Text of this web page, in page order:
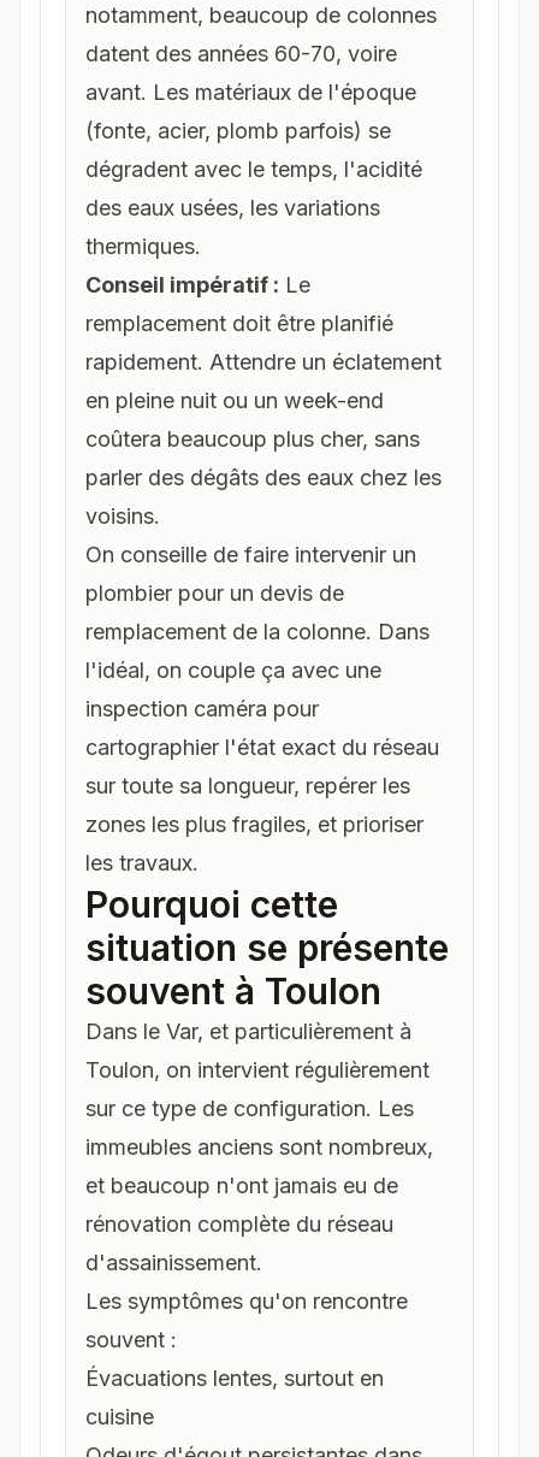
notamment, beaucoup de colonnes
datent des années 60-70, voire
avant. Les matériaux de l'époque
(fonte, acier, plomb parfois) se
dégradent avec le temps, l'acidité
des eaux usées, les variations
thermiques.
Conseil impératif : Le
remplacement doit être planifié
rapidement. Attendre un éclatement
en pleine nuit ou un week-end
coûtera beaucoup plus cher, sans
parler des dégâts des eaux chez les
voisins.
On conseille de faire intervenir un
plombier pour un devis de
remplacement de la colonne. Dans
l'idéal, on couple ça avec une
inspection caméra pour
cartographier l'état exact du réseau
sur toute sa longueur, repérer les
zones les plus fragiles, et prioriser
les travaux.
Pourquoi cette
situation se présente
souvent à Toulon
Dans le Var, et particulièrement à
Toulon, on intervient régulièrement
sur ce type de configuration. Les
immeubles anciens sont nombreux,
et beaucoup n'ont jamais eu de
rénovation complète du réseau
d'assainissement.
Les symptômes qu'on rencontre
souvent :
Évacuations lentes, surtout en
cuisine